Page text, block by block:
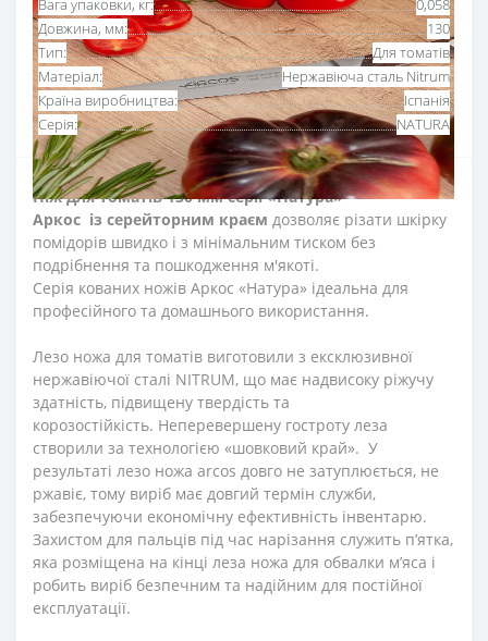
Вага упаковки, кг:
0,058
Довжина, мм:
130
Тип:
Для томатів
Матеріал:
Нержавіюча сталь Nitrum
Країна виробництва:
Іспанія
Серія:
NATURA
Ніж для томатів 130 мм серії «Натура»
Аркос із серейторним краєм дозволяє різати шкірку
помідорів швидко і з мінімальним тиском без
подрібнення та пошкодження м'якоті.
Серія кованих ножів Аркос «Натура» ідеальна для
професійного та домашнього використання.
Лезо ножа для томатів виготовили з ексклюзивної
нержавіючої сталі NITRUM, що має надвисоку ріжучу
здатність, підвищену твердість та
корозостійкість. Неперевершену гостроту леза
створили за технологією «шовковий край». У
результаті лезо ножа arcos довго не затуплюється, не
ржавіє, тому виріб має довгий термін служби,
забезпечуючи економічну ефективність інвентарю.
Захистом для пальців під час нарізання служить п’ятка,
яка розміщена на кінці леза ножа для обвалки м’яса і
робить виріб безпечним та надійним для постійної
експлуатації.